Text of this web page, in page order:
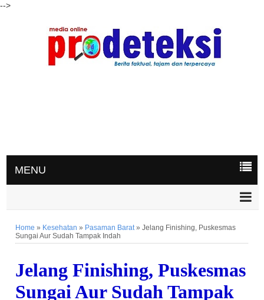
-->
MENU
Home » Kesehatan » Pasaman Barat»Jelang Finishing, Puskesmas
Sungai Aur Sudah Tampak Indah
Jelang Finishing, Puskesmas
Sungai Aur Sudah Tampak